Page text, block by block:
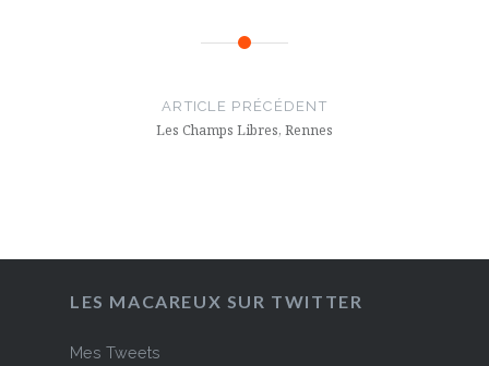
ARTICLE PRÉCÉDENT
Les Champs Libres, Rennes
LES MACAREUX SUR TWITTER
Mes Tweets